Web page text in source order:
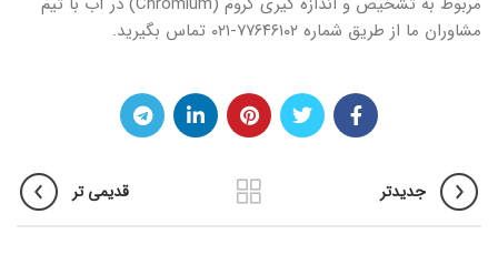
مشاوران ما از طریق شماره ۷۷۶۴۶۱۰۲-۰۲۱ تماس بگیرید.
جدیدتر قدیمی تر